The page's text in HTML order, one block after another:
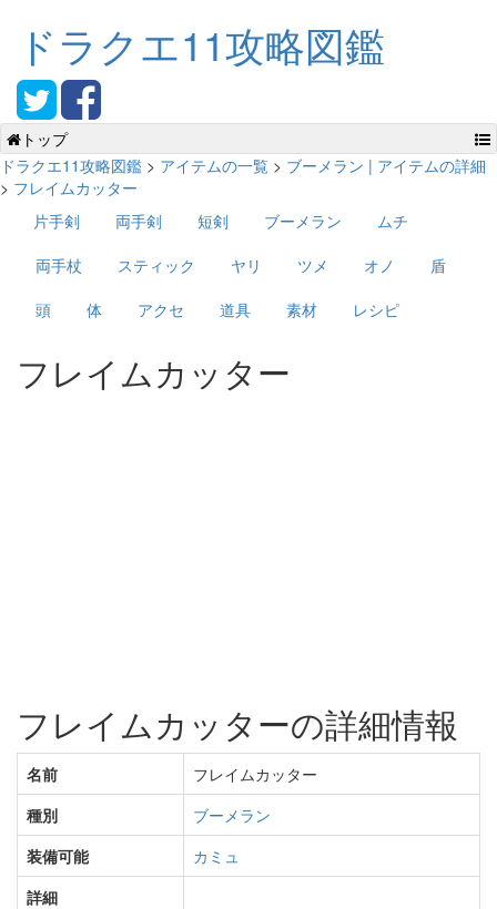
ドラクエ11攻略図鑑
トップ
ドラクエ11攻略図鑑 > アイテムの一覧 > ブーメラン | アイテムの詳細
> フレイムカッター
片手剣
両手剣 短剣 ブーメラン
ムチ
両手杖
スティック ヤリ ツメ オノ
盾
頭
体 アクセ 道具 素材 レシピ
フレイムカッター
フレイムカッターの詳細情報
名前
フレイムカッター
種別
ブーメラン
装備可能
カミュ
詳細